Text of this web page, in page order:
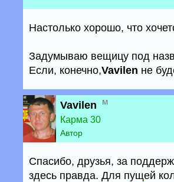
Настолько хорошо, что
Задумываю вещицу под
Если, конечно,Vavilen не
Vavilen
м
Карма 30
Автор
Спасибо, друзья, за
здесь правда. Для пущей